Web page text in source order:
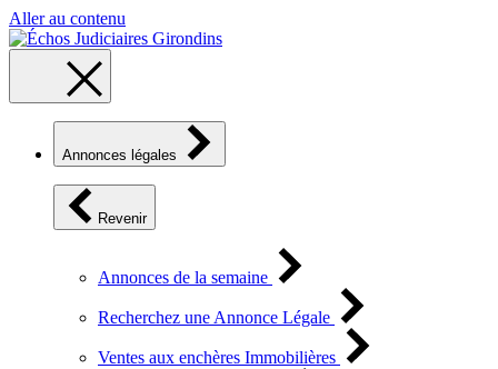
Aller au contenu
Annonces légales
Revenir
Annonces de la semaine
Recherchez une Annonce Légale
Ventes aux enchères Immobilières